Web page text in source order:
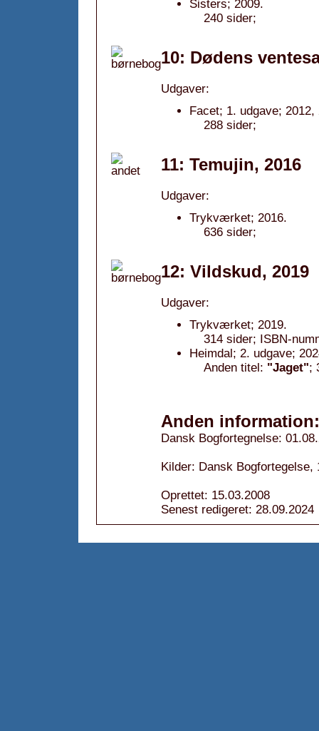
Sisters; 2009.
240 sider;
10: Dødens
Udgaver:
Facet; 1. udgave; 2012,
288 sider;
11: Temujin, 2016
Udgaver:
Trykværket; 2016.
636 sider;
12: Vildskud, 2019
Udgaver:
Trykværket; 2019.
314 sider; ISBN-
Heimdal; 2. udgave;
Anden titel: "Jaget";
Anden information:
Dansk Bogfortegnelse:
Kilder: Dansk Bogfortegelse,
Oprettet: 15.03.2008
Senest redigeret: 28.09.2024